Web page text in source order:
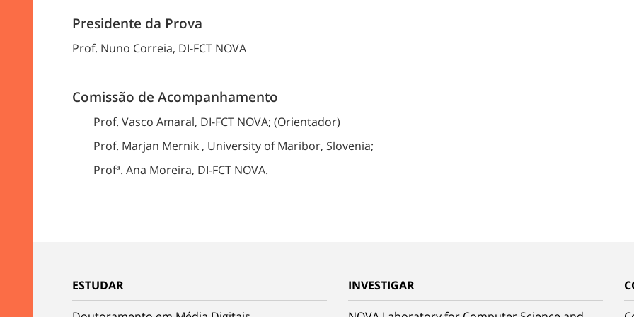
Presidente da Prova
Prof. Nuno Correia, DI-FCT NOVA
Comissão de Acompanhamento
Prof. Vasco Amaral, DI-FCT NOVA; (Orientador)
Prof. Marjan Mernik , University of Maribor, Slovenia;
Profª. Ana Moreira, DI-FCT NOVA.
ESTUDAR
INVESTIGAR